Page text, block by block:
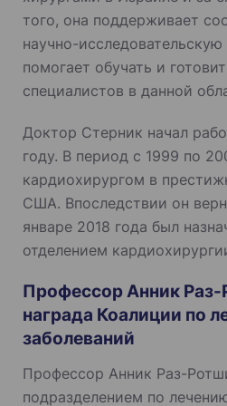
того, она поддерживает
научно-исследовательскую
помогает обучать и
специалистов в данной
Доктор Стерник начал
году. В период с 1999 по
кардиохирургом в
США. Впоследствии он
январе 2018 года был
отделением
Профессор Анник
награда Коалиции по
заболеваний
Профессор Анник Раз-
подразделением по